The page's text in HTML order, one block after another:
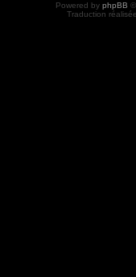
Powered by phpBB
Traduction